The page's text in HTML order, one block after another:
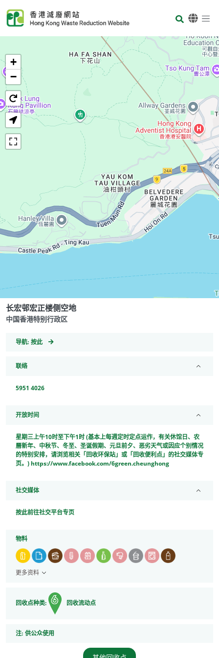
Body
+
−
长宏邨宏正楼侧空地
中国香港特别行政区
导航: GeoCoordinates
按此
联络
5951 4026
开放时间
星期三上午10时至下午1时 (基本上每週定时定点运作，有关休馆日、农
曆新年、中秋节、冬至、圣诞假期、元旦前夕、恶劣天气或因应个别情况
的特别安排，请浏览相关「回收环保站」或「回收便利点」的社交媒体专
页。) https://www.facebook.com/6green.cheunghong
社交媒体
按此前往社交平台专页
物料
更多资料
回收点种类: 回收流动点
注: 注
供公众使用